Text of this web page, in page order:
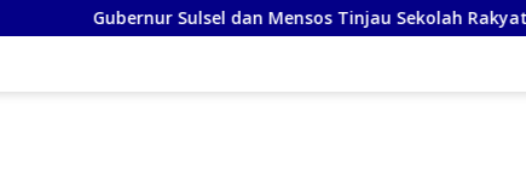
Sulsel dan Mensos Tinjau Sekolah Rakyat Makassar,